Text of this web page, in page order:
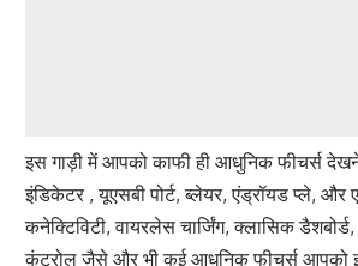
इस गाड़ी में आपको काफी ही आधुनिक फीचर्स
इंडिकेटर , यूएसबी पोर्ट, ब्लेयर, एंड्रॉयड प्ले, और
कनेक्टिविटी, वायरलेस चार्जिंग, क्लासिक
कंट्रोल जैसे और भी कई आधुनिक फीचर्स आपको